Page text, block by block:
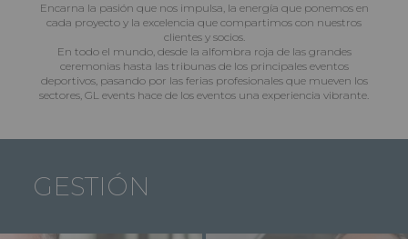
Encarna la pasión que nos impulsa, la energía que ponemos en
cada proyecto y la excelencia que compartimos con nuestros
clientes y socios.
En todo el mundo, desde la alfombra roja de las grandes
ceremonias hasta las tribunas de los principales eventos
deportivos, pasando por las ferias profesionales que mueven los
sectores, GL events hace de los eventos una experiencia vibrante.
GESTIÓN